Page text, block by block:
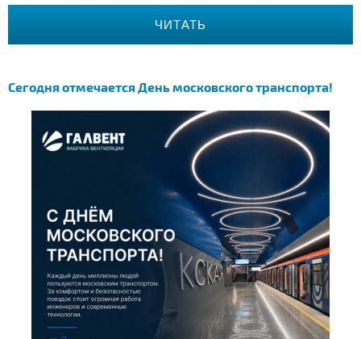
ЧИТАТЬ
Сегодня отмечается День московского транспорта!